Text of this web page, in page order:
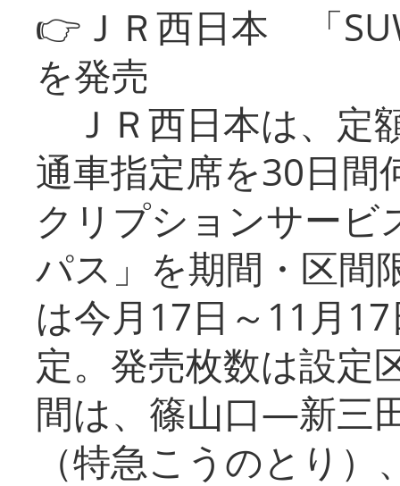
👉ＪＲ西日本 「
を発売
ＪＲ西日本は、定
通車指定席を30日間
クリプションサービ
パス」を期間・区間
は今月17日～11月
定。発売枚数は設定
間は、篠山口―新三
（特急こうのとり